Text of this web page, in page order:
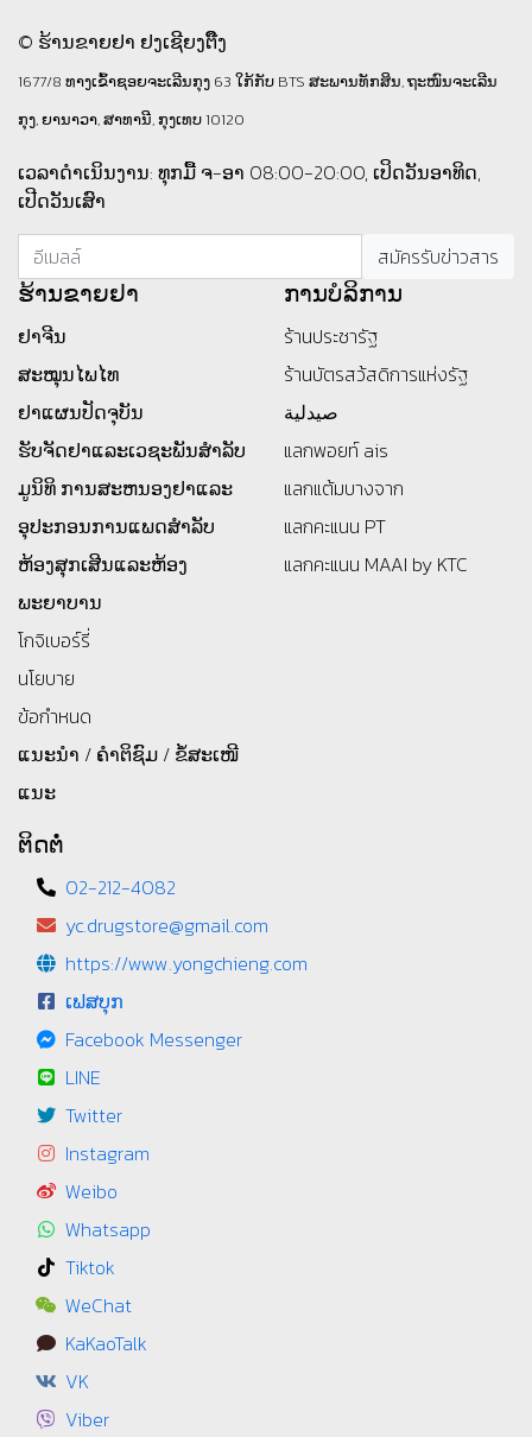
© ຮ້ານຂາຍຢາ ຢງເຊີຍງຕຶ໊ງ
1677/8 ທາງເຂົ້າຊອຍຈະເລີນກຸງ 63 ໃກ້ກັບ BTS ສະພານທັກສິນ, ຖະໜົນຈະເລີນ
ກຸງ, ຍານາວາ, ສາທານີ, ກຸງເທບ 10120
ເວລາດຳເນິນງານ: ທຸກມື້ ຈ-ອາ 08:00-20:00, ເປິດວັນອາທິດ,
ເປີດວັນເສົາ
ຮ້ານ​ຂາຍ​ຢາ
ຢາຈີນ
ສະໝຸນໄພໄທ
ຢາແຜນປັດຈຸບັນ
ຮັບຈັດຢາແລະເວຊະພັນສໍາລັບ
ມູນິທິ ການສະຫນອງຢາແລະ
ອຸປະກອນການແພດສໍາລັບ
ຫ້ອງສຸກເສີນແລະຫ້ອງ
ພະຍາບານ
โกจิเบอร์รี่
นโยบาย
ข้อกำหนด
ແນະນຳ / ຄຳຕິຊົມ / ຂໍ້ສະເໜີ
ແນະ
ການບໍລິການ
ร้านประชารัฐ
ร้านบัตรสว้สดิการแห่งรัฐ
صيدلية
แลกพอยท์ ais
แลกแต้มบางจาก
แลกคะแนน PT
แลกคะแนน MAAI by KTC
ຕິດຕໍ່
02-212-4082
yc.drugstore@gmail.com
https://www.yongchieng.com
ເຟສບຸກ
Facebook Messenger
LINE
Twitter
Instagram
Weibo
Whatsapp
Tiktok
WeChat
KaKaoTalk
VK
Viber